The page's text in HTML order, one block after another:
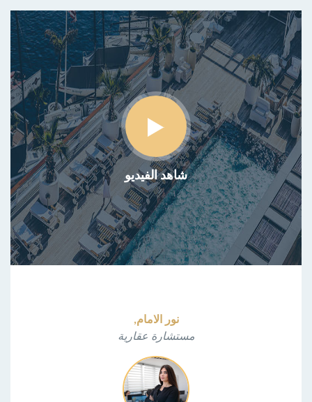
شاهد الفيديو
نور الامام,
مستشارة عقارية